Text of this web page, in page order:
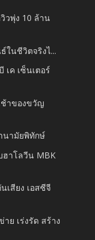
วพุ่ง 10 ล้าน
ในชีวิตจริงไ...
เค เซ็นเตอร์
าของขวัญ
นามัยพิทักษ์
าโลวีน MBK
เสียง เอสซีจี
ย เร่งรัด สร้าง